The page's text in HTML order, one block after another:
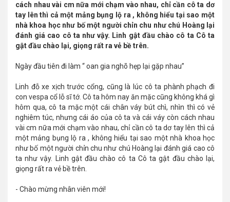
cách nhau vài cm nữa mới chạm vào nhau, chỉ cần cô ta dơ
tay lên thì cả một mảng bụng lộ ra , không hiểu tại sao một
nhà khoa học như bố một người chỉn chu như chú Hoàng lại
đánh giá cao cô ta như vậy. Linh gật đầu chào cô ta Cô ta
gật đầu chào lại, giọng rất ra vẻ bề trên.
Ngày đầu tiên đi làm “ oan gia nghõ hẹp lại gặp nhau”
Linh đỗ xe xịch trước cổng, cũng là lúc cô ta phành phạch đi
con vespa cổ lỗ sĩ tớ. Cô ta hôm nay ăn mặc cũng không khá gì
hôm qua, cô ta mặc một cái chân váy bút chì, nhìn thì có vẻ
nghiêm túc, nhưng cái áo của cô ta và cái váy còn cách nhau
vài cm nữa mới chạm vào nhau, chỉ cần cô ta dơ tay lên thì cả
một mảng bụng lộ ra , không hiểu tại sao một nhà khoa học
như bố một người chỉn chu như chú Hoàng lại đánh giá cao cô
ta như vậy. Linh gật đầu chào cô ta Cô ta gật đầu chào lại,
giọng rất ra vẻ bề trên.
- Chào mừng nhân viên mới!